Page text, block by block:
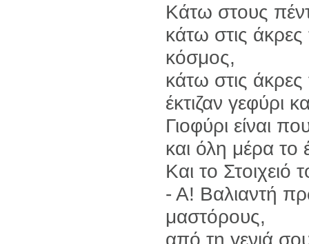
Κάτω στους
κάτω στις
κόσμος,
κάτω στις
έκτιζαν γεφύρι
Γιοφύρι είναι
και όλη μέρα το
Και το
- Α! Βαλιαντή
μαστόρους,
από τη γενιά